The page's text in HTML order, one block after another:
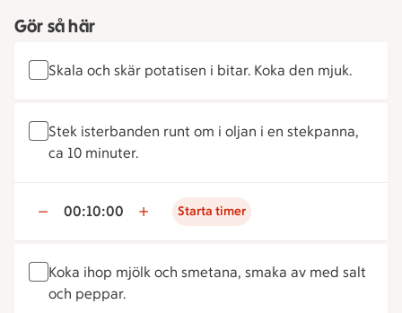
Gör så här
Skala och skär potatisen i bitar. Koka den mjuk.
Stek isterbanden runt om i oljan i en stekpanna,
ca 10 minuter.
00:10:00 Starta timer
Koka ihop mjölk och smetana, smaka av med salt
och peppar.